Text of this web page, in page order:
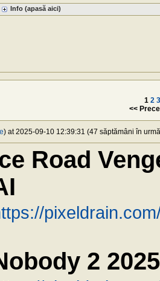
Info (apasă aici)
1 2 3
<<
) at 2025-09-10 12:39:31 (47 săptămâni în
Road
2